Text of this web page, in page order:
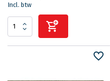
Incl. btw